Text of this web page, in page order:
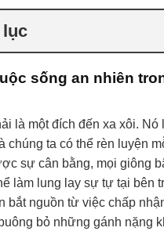
lục
sống an nhiên
là một đích đến xa xôi. Nó
chúng ta có thể rèn luyện
sự cân bằng, mọi giông
làm lung lay sự tự tại bên
bắt nguồn từ việc chấp
bỏ những gánh nặng